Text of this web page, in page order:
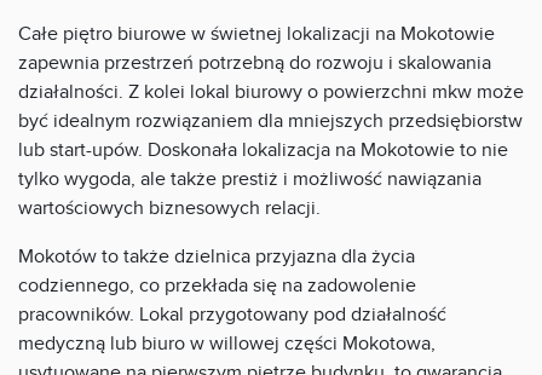
Całe piętro biurowe w świetnej lokalizacji na Mokotowie
zapewnia przestrzeń potrzebną do rozwoju i skalowania
działalności. Z kolei lokal biurowy o powierzchni mkw może
być idealnym rozwiązaniem dla mniejszych przedsiębiorstw
lub start-upów. Doskonała lokalizacja na Mokotowie to nie
tylko wygoda, ale także prestiż i możliwość nawiązania
wartościowych biznesowych relacji.
Mokotów to także dzielnica przyjazna dla życia
codziennego, co przekłada się na zadowolenie
pracowników. Lokal przygotowany pod działalność
medyczną lub biuro w willowej części Mokotowa,